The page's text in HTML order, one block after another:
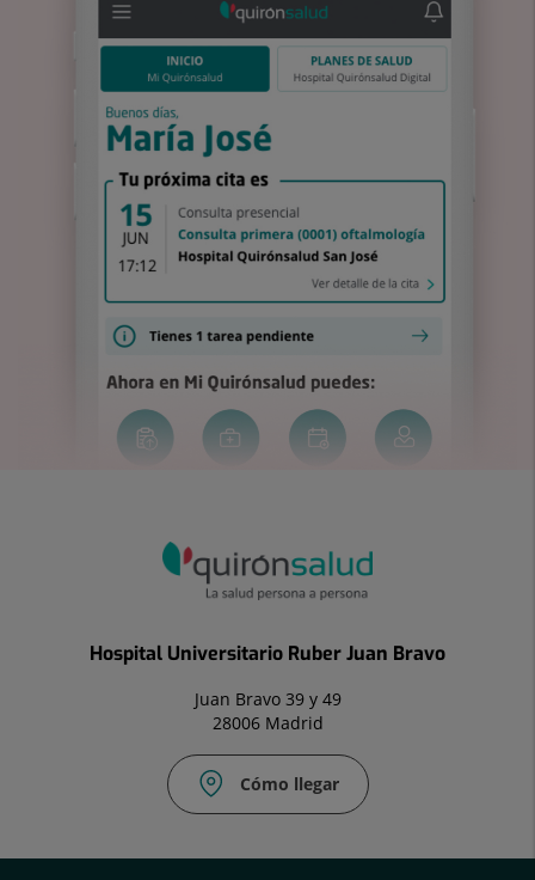
Hospital Universitario Ruber Juan Bravo
Juan Bravo 39 y 49
28006 Madrid
Cómo llegar